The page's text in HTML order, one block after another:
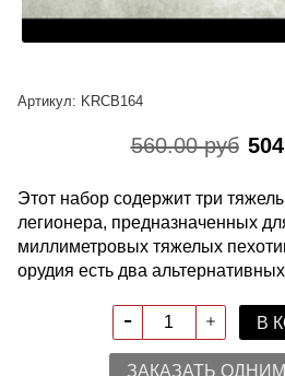
Артикул: KRCB164
560.00 руб
Этот набор содержит три
легионера, предназначенных
миллиметровых тяжелых
орудия есть два
В
ЗАКАЗАТЬ